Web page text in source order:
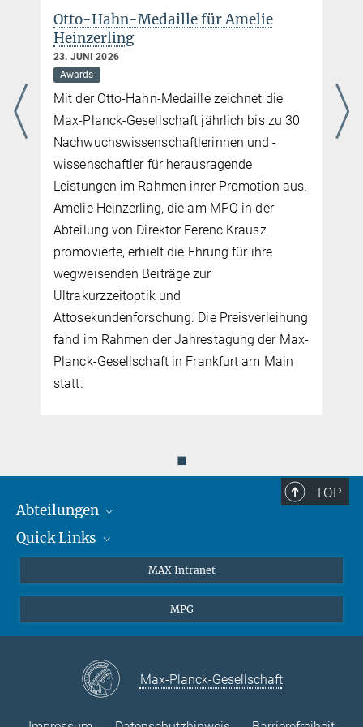
Otto-Hahn-Medaille für Amelie
Heinzerling
23. JUNI 2026
Awards
Mit der Otto-Hahn-Medaille zeichnet die
Max-Planck-Gesellschaft jährlich bis zu 30
Nachwuchswissenschaftlerinnen und -
wissenschaftler für herausragende
Leistungen im Rahmen ihrer Promotion aus.
Amelie Heinzerling, die am MPQ in der
Abteilung von Direktor Ferenc Krausz
promovierte, erhielt die Ehrung für ihre
wegweisenden Beiträge zur
Ultrakurzzeitoptik und
Attosekundenforschung. Die Preisverleihung
fand im Rahmen der Jahrestagung der Max-
Planck-Gesellschaft in Frankfurt am Main
statt.
◼
TOP
Abteilungen
Attosekundenphysik
Quantendynamik
Quick Links
EU-Büro
Kontakt
Instagram
MAX Intranet
MPG
Max-Planck-Gesellschaft